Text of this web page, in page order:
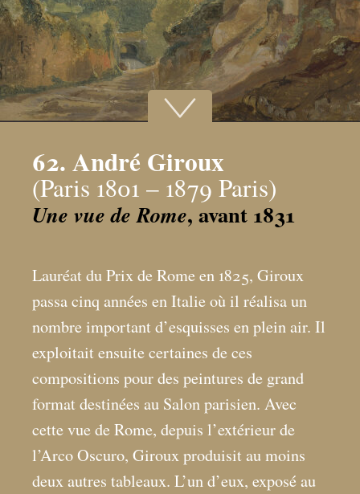
62. André Giroux
(Paris 1801 – 1879 Paris)
Une vue de Rome, avant 1831
Lauréat du Prix de Rome en 1825, Giroux
passa cinq années en Italie où il réalisa un
nombre important d’esquisses en plein air. Il
exploitait ensuite certaines de ces
compositions pour des peintures de grand
format destinées au Salon parisien. Avec
cette vue de Rome, depuis l’extérieur de
l’Arco Oscuro, Giroux produisit au moins
deux autres tableaux. L’un d’eux, exposé au